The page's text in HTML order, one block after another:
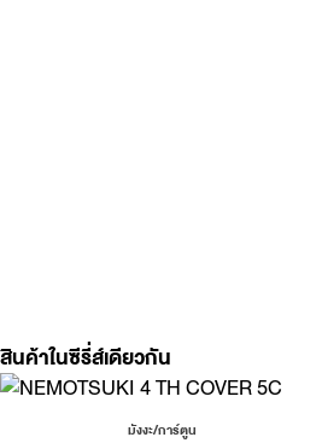
สินค้าในซีรี่ส์เดียวกัน
มังงะ/การ์ตูน